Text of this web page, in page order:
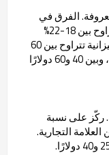
الفرق في
المتانة واضح. ابحثي عن نسبة سباندكس تتراوح بين 18-22%
ووزن 240 غرام/متر مربع أو أكثر. خصصي ميزانية تتراوح بين 60
و90 دولارًا للبنطلونات الضيقة عالية الجودة، وبين 40 و60 دولارًا
ركّز على نسبة
من العلامة التجارية.